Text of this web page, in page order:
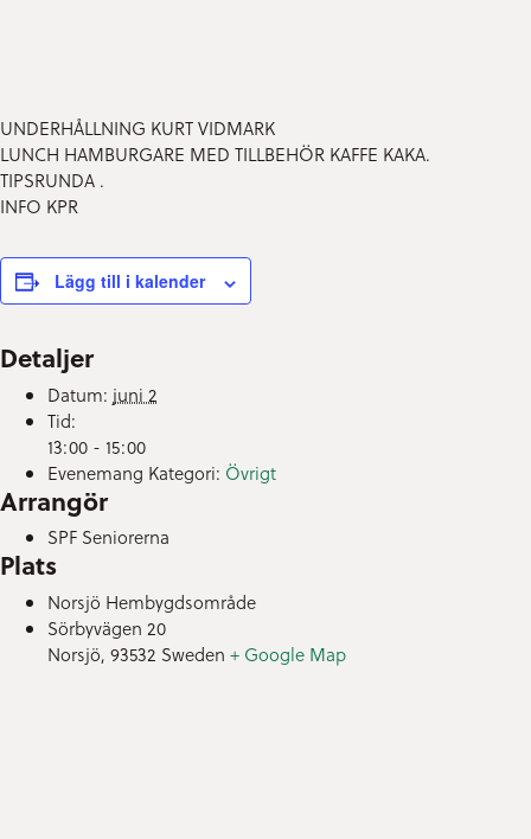
UNDERHÅLLNING KURT VIDMARK
LUNCH HAMBURGARE MED TILLBEHÖR KAFFE KAKA.
TIPSRUNDA .
INFO KPR
Lägg till i kalender
Detaljer
Datum: juni 2
Tid:
13:00 - 15:00
Evenemang Kategori: Övrigt
Arrangör
SPF Seniorerna
Plats
Norsjö Hembygdsområde
Sörbyvägen 20
Norsjö, 93532 Sweden + Google Map